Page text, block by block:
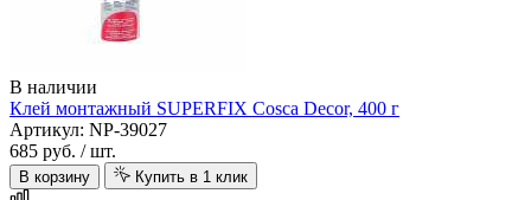
В наличии
Клей монтажный SUPERFIX Cosca Decor, 400 г
Артикул: NP-39027
685 руб. / шт.
В корзину Купить в 1 клик